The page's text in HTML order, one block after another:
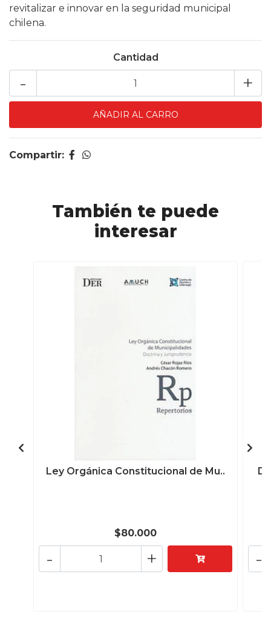
revitalizar e innovar en la seguridad municipal
chilena.
Cantidad
+
-
Compartir:
También te puede
interesar
Ley Orgánica Constitucional de Mu..
$80.000
+
- -